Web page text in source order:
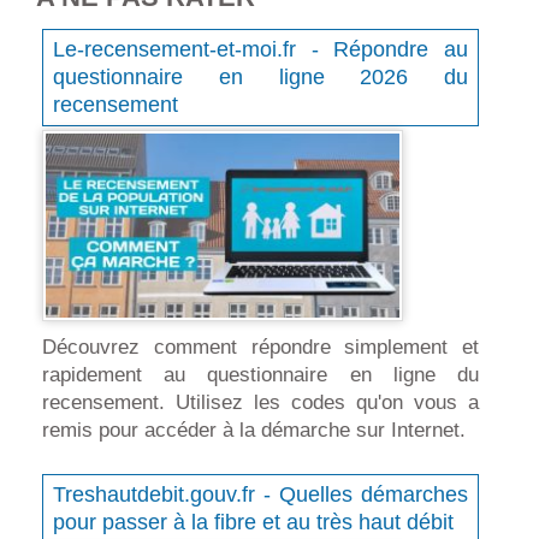
Le-recensement-et-moi.fr - Répondre au
questionnaire en ligne 2026 du
recensement
Découvrez comment répondre simplement et
rapidement au questionnaire en ligne du
recensement. Utilisez les codes qu'on vous a
remis pour accéder à la démarche sur Internet.
Treshautdebit.gouv.fr - Quelles démarches
pour passer à la fibre et au très haut débit